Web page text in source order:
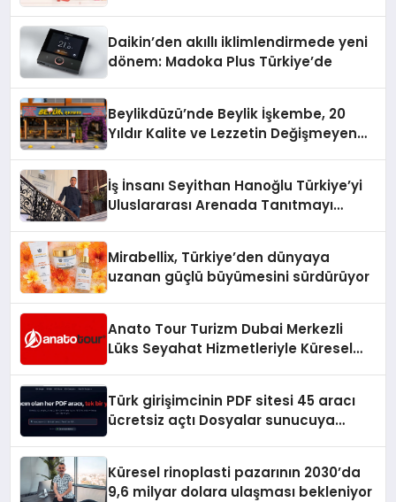
Daikin’den akıllı iklimlendirmede yeni
dönem: Madoka Plus Türkiye’de
Beylikdüzü’nde Beylik İşkembe, 20
Yıldır Kalite ve Lezzetin Değişmeyen
İş İnsanı Seyithan Hanoğlu Türkiye’yi
Uluslararası Arenada Tanıtmayı
Mirabellix, Türkiye’den dünyaya
uzanan güçlü büyümesini sürdürüyor
Anato Tour Turizm Dubai Merkezli
Lüks Seyahat Hizmetleriyle Küresel
Türk girişimcinin PDF sitesi 45 aracı
ücretsiz açtı Dosyalar sunucuya
Küresel rinoplasti pazarının 2030’da
9,6 milyar dolara ulaşması bekleniyor